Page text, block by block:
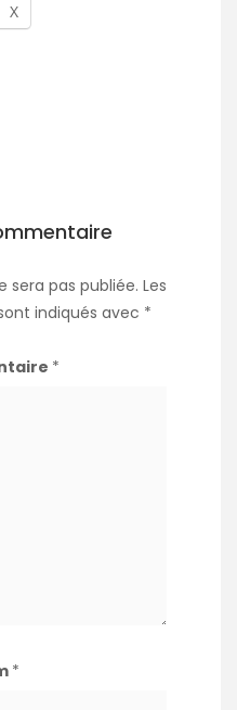
X
sera pas publiée. Les
indiqués avec *
*
*